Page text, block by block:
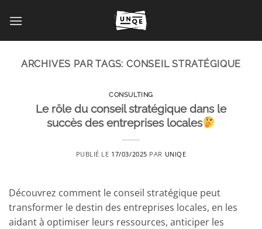
au
ARCHIVES PAR TAGS: CONSEIL STRATÉGIQUE
CONSULTING
Le rôle du conseil stratégique dans le
succès des entreprises locales
PUBLIÉ LE 17/03/2025 PAR UNIQE
Découvrez comment le conseil stratégique peut
transformer le destin des entreprises locales, en les
aidant à optimiser leurs ressources, anticiper les